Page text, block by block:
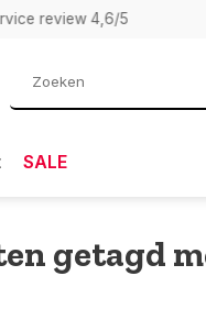
review 4,6/5
SALE
getagd